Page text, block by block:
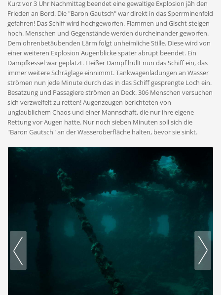
Kurz vor 3 Uhr Nachmittag beendet eine gewaltige Explosion jäh den
Frieden an Bord. Die "Baron Gautsch" war direkt in das Sperrminenfeld
gefahren! Das Schiff wird hochgeworfen. Flammen und Gischt steigen
hoch. Menschen und Gegenstände werden durcheinander geworfen.
Dem ohrenbetäubenden Lärm folgt unheimliche Stille. Diese wird von
einer weiteren Explosion Augenblicke später abrupt beendet. Ein
Dampfkessel war geplatzt. Heißer Dampf hüllt nun das Schiff ein, das
immer weitere Schräglage einnimmt. Tankwagenladungen an Wasser
strömen nun jede Minute durch das in das Schiff gesprengte Loch ein.
Besatzung und Passagiere strömen an Deck. 306 Menschen versuchen
sich verzweifelt zu retten! Augenzeugen berichteten von
unglaublichem Chaos und einer Mannschaft, die nur ihre eigene
Rettung vor Augen hatte. Nur noch sieben Minuten soll sich die
"Baron Gautsch" an der Wasseroberfläche halten, bevor sie sinkt.